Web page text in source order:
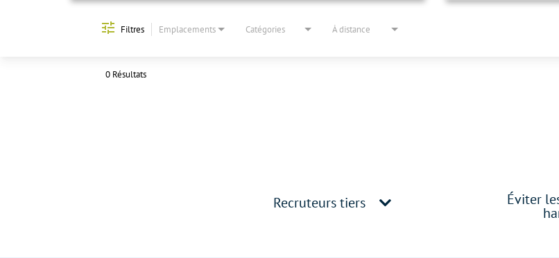
Filtres Emplacements Catégories À distance
0 Résultats
Recruteurs tiers Éviter